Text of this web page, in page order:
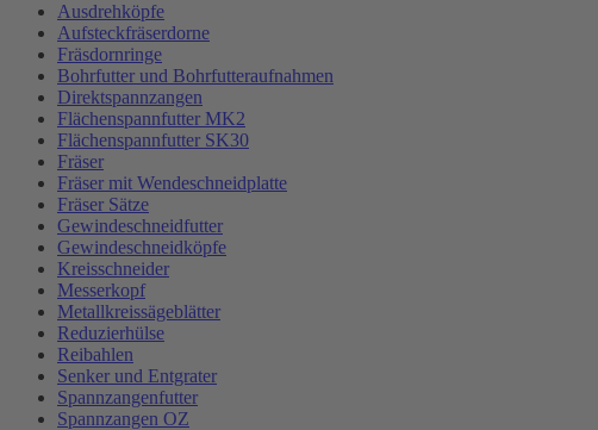
Ausdrehköpfe
Aufsteckfräserdorne
Fräsdornringe
Bohrfutter und Bohrfutteraufnahmen
Direktspannzangen
Flächenspannfutter MK2
Flächenspannfutter SK30
Fräser
Fräser mit Wendeschneidplatte
Fräser Sätze
Gewindeschneidfutter
Gewindeschneidköpfe
Kreisschneider
Messerkopf
Metallkreissägeblätter
Reduzierhülse
Reibahlen
Senker und Entgrater
Spannzangenfutter
Spannzangen OZ